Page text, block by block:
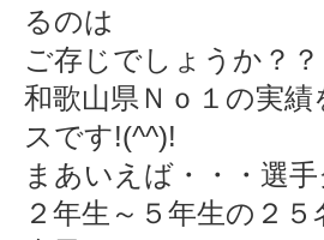
るのは
ご存じでしょうか？？
和歌山県Ｎｏ１の実
スです!(^^)!
まあいえば・・・選
２年生～５年生の２